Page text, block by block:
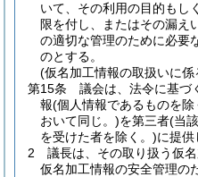
いて、その利用の目的もし
限を付し、またはその漏え
の適切な管理のために必要
のとする。
(仮名加工情報の取扱いに係
第15条
議会は、法令に基づ
報(個人情報であるものを
おいて同じ。)を第三者(当
を受けた者を除く。)に提供
2
議長は、その取り扱う仮
仮名加工情報の安全管理の